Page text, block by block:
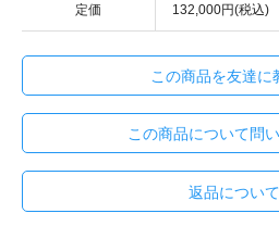
定価 132,000円(税込)
この商品を友達に
この商品について問
返品について